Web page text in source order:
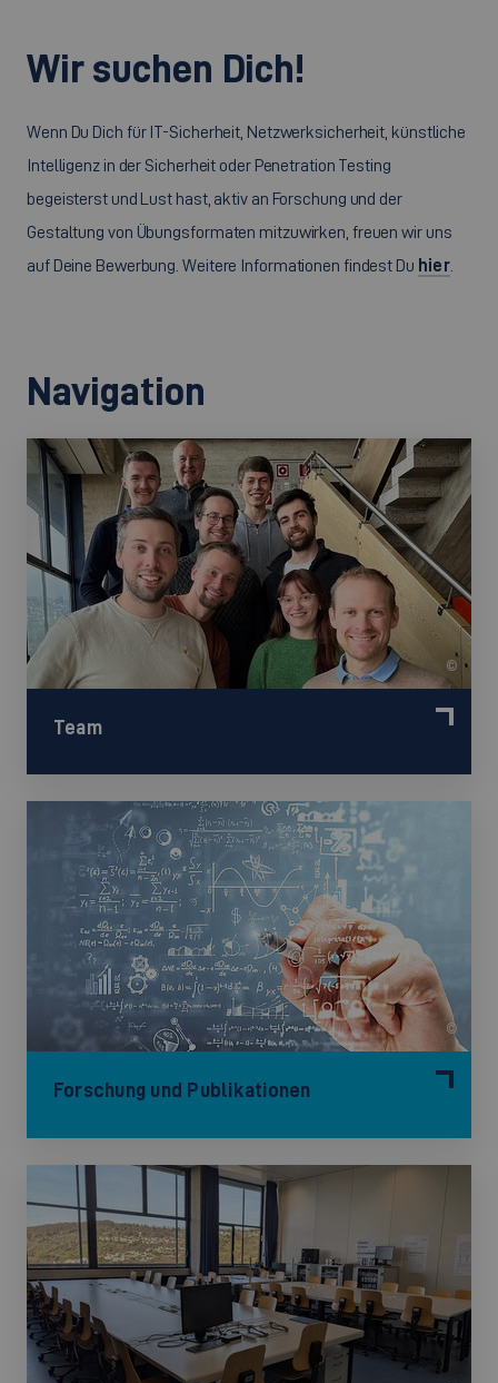
Wir suchen Dich!
Wenn Du Dich für IT-Sicherheit, Netzwerksicherheit, künstliche
Intelligenz in der Sicherheit oder Penetration Testing
begeisterst und Lust hast, aktiv an Forschung und der
Gestaltung von Übungsformaten mitzuwirken, freuen wir uns
auf Deine Bewerbung. Weitere Informationen findest Du hier.
Navigation
©
Team
©
Forschung und Publikationen